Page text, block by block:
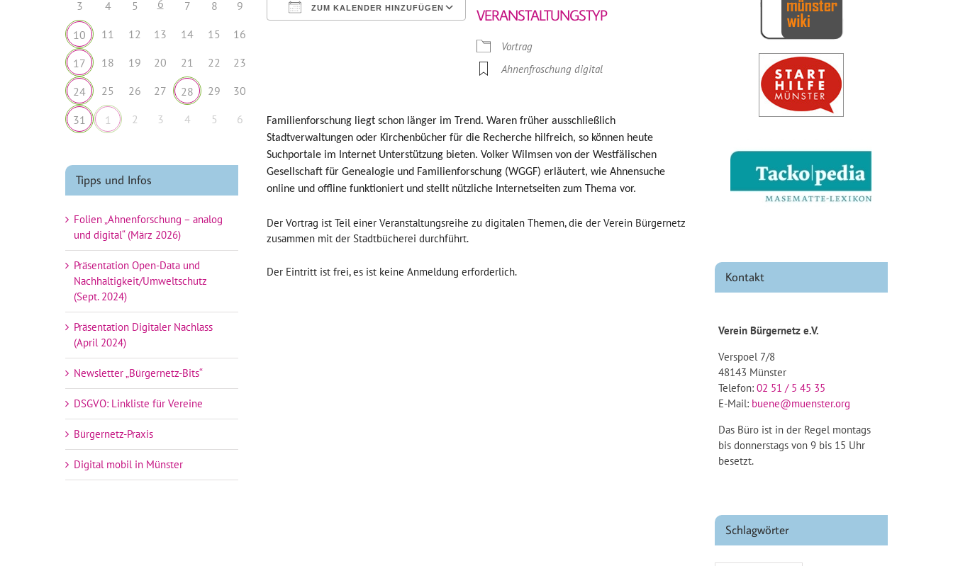
ZUM KALENDER HINZUFÜGEN VERANSTALTUNGSTYP
Vortrag
Ahnenfroschung digital
Familienforschung liegt schon l ängerim Trend. Waren früher ausschließlich
Stadtverwaltungen oder Kirchenbücher für die Recherche hilfreich, so können heute
Suchportale im Internet Unterstützung bieten. Volker Wilmsen von der Westfälischen
Gesellschaft für Genealogie und Familienforschung (WGGF) erläutert, wie Ahnensuche
online und offline funktioniert und stellt nützliche Internetseiten zum Thema vor.
Der Vortrag ist Teil einer Veranstaltungsreihe zu digitalen Themen, die der Verein Bürgernetz
zusammen mit der Stadtbücherei durchführt.
Der Eintritt ist frei, es ist keine Anmeldung erforderlich.
3
4 5 6 7 8 9
10 11 12 13 14 15 16
17 18 19 20 21 22 23
24 25 26 27 28 29 30
31 1 2 3 4 5 6
Tipps und Infos
Folien „Ahnenforschung – analog
und digital“ (März 2026)
Präsentation Open-Data und
Nachhaltigkeit/Umweltschutz
(Sept. 2024)
Präsentation Digitaler Nachlass
(April 2024)
Newsletter „Bürgernetz-Bits“
DSGVO: Linkliste für Vereine
Bürgernetz-Praxis
Digital mobil in Münster
Kontakt
Verein Bürgernetz e.V.
Verspoel 7/8
48143 Münster
Telefon:02 51 / 5 45 35
E-Mail: buene@muenster.org
Das Büro ist in der Regel montags
bis donnerstags von 9 bis 15 Uhr
besetzt.
Schlagwörter